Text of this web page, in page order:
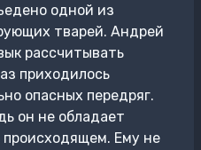
одной из
тварей. Андрей
рассчитывать
приходилось
опасных передряг.
он не обладает
Ему не